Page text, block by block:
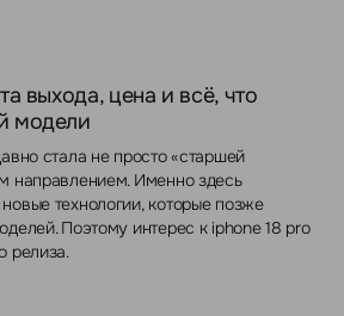
выхода, цена и всё, что
модели
стала не просто «старшей
направлением. Именно здесь
технологии, которые позже
Поэтому интерес к iphone 18 pro
релиза.